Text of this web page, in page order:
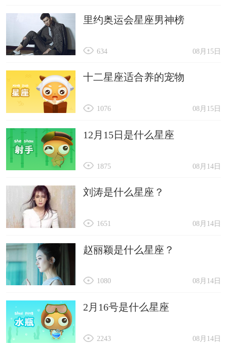
里约奥运会星座男神榜
08月15日
634
十二星座适合养的宠物
08月15日
1076
12月15日是什么星座
08月14日
1875
刘涛是什么星座？
08月14日
1651
赵丽颖是什么星座？
08月14日
1080
2月16号是什么星座
08月14日
2243